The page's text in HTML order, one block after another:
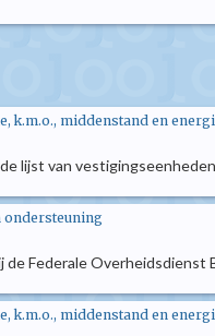
k.m.o., middenstand en
lijst van
ondersteuning
Federale
k.m.o., middenstand en